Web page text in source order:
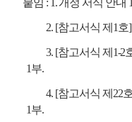
2. [참고서식 제 1 호]
3. [참고서식 제 1-2
1부.
4. [참고서식 제 22
1부.